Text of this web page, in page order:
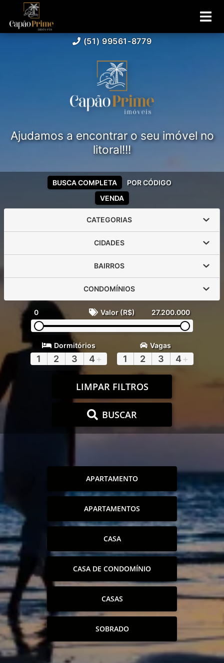
(51) 99561-8779
Ajudamos a encontrar o seu imóvel no
litoral!!!
VENDA
BUSCA COMPLETA POR CÓDIGO
CATEGORIAS
CIDADES
BAIRROS
CONDOMÍNIOS
0 Valor (R$) 27.200.000
Dormitórios
1 2 3 4 +
Vagas
1 2 3 4 +
LIMPAR FILTROS
BUSCAR
APARTAMENTO
APARTAMENTOS
CASA
CASA DE CONDOMÍNIO
CASAS
SOBRADO